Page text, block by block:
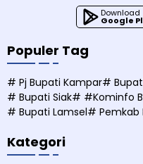
Download
Google
Populer Tag
# Pj Bupati Kampar#
# Bupati Siak# #Kominfo
# Bupati Lamsel# Pemkab
Kategori